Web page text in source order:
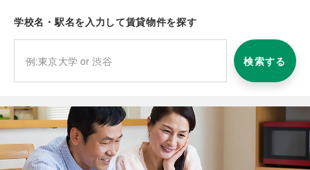
学校名・駅名を入力して賃貸物件を探す
検索する